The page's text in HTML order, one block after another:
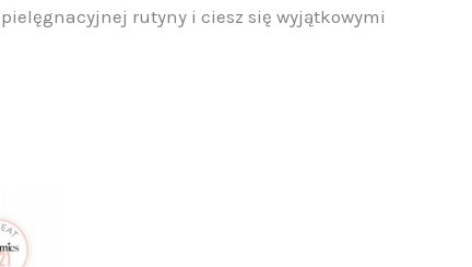
rutyny i ciesz się wyjątkowymi